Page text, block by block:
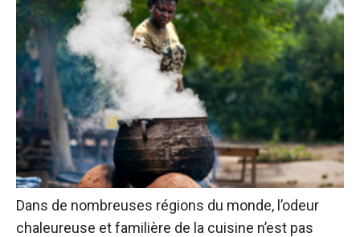
Dans de nombreuses régions du monde, l’odeur
chaleureuse et familière de la cuisine n’est pas